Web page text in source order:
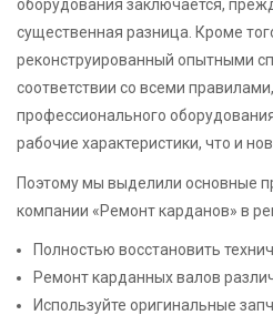
оборудования заключается,
существенная разница. Кроме
реконструированный опытными
соответствии со всеми
профессионального
рабочие характеристики, что и
Поэтому мы выделили основные
компании «Ремонт карданов» в
Полностью восстановить
Ремонт карданных валов
Используйте оригинальные